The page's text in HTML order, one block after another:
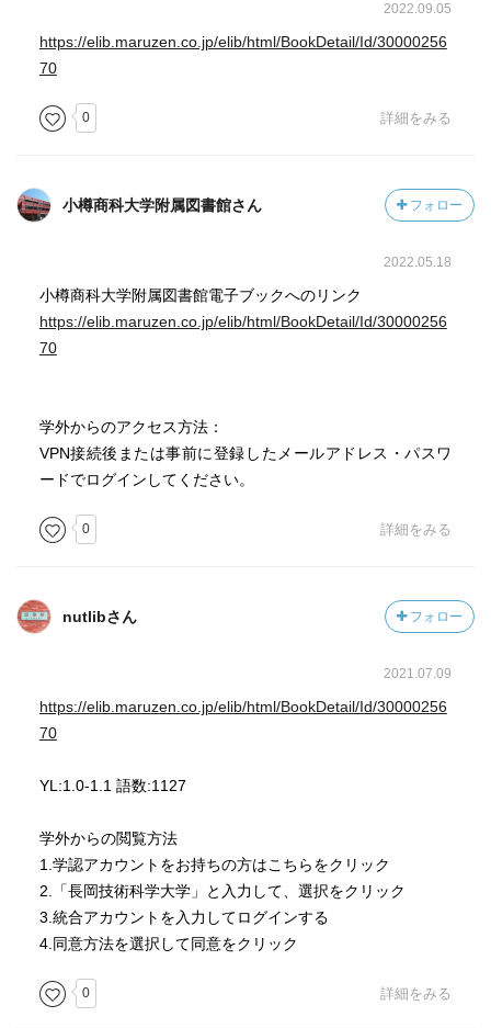
2022.09.05
https://elib.maruzen.co.jp/elib/html/BookDetail/Id/30000256
70
0 詳細をみる
小樽商科大学附属図書館さん フォロー
2022.05.18
小樽商科大学附属図書館電子ブックへのリンク
https://elib.maruzen.co.jp/elib/html/BookDetail/Id/30000256
70
学外からのアクセス方法：
VPN接続後または事前に登録したメールアドレス・パスワ
ードでログインしてください。
0 詳細をみる
nutlibさん フォロー
2021.07.09
https://elib.maruzen.co.jp/elib/html/BookDetail/Id/30000256
70
YL:1.0-1.1 語数:1127
学外からの閲覧方法
1.学認アカウントをお持ちの方はこちらをクリック
2.「長岡技術科学大学」と入力して、選択をクリック
3.統合アカウントを入力してログインする
4.同意方法を選択して同意をクリック
0 詳細をみる